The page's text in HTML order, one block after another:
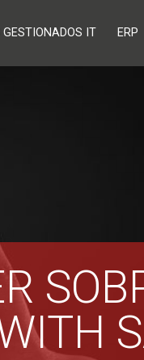
GESTIONADOS IT ERP